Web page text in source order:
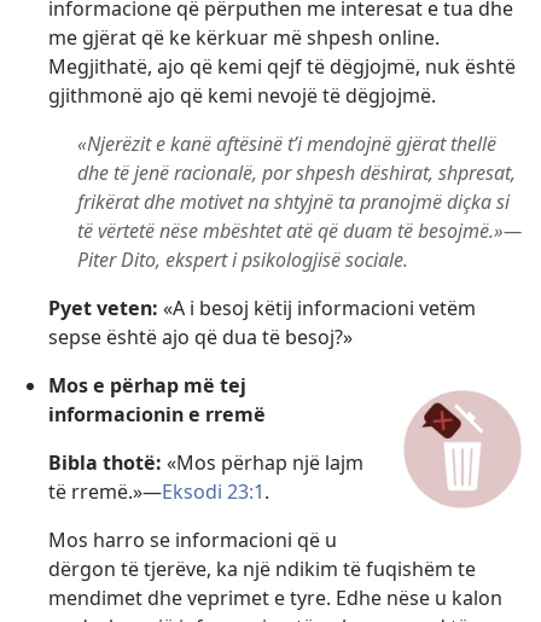
informacione që përputhen me interesat e tua dhe
me gjërat që ke kërkuar më shpesh online.
Megjithatë, ajo që kemi qejf të dëgjojmë, nuk është
gjithmonë ajo që kemi nevojë të dëgjojmë.
«Njerëzit e kanë aftësinë t’i mendojnë gjërat thellë
dhe të jenë racionalë, por shpesh dëshirat, shpresat,
frikërat dhe motivet na shtyjnë ta pranojmë diçka si
të vërtetë nëse mbështet atë që duam të besojmë.»—
Piter Dito, ekspert i psikologjisë sociale.
Pyet veten: «A i besoj këtij informacioni vetëm
sepse është ajo që dua të besoj?»
Mos e përhap më tej
informacionin e rremë
Bibla thotë: «Mos përhap një lajm
të rremë.»—Eksodi 23:1.
Mos harro se informacioni që u
dërgon të tjerëve, ka një ndikim të fuqishëm te
mendimet dhe veprimet e tyre. Edhe nëse u kalon